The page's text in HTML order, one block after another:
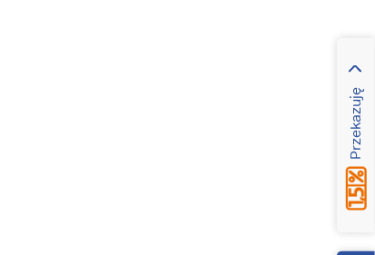
Przekazuję